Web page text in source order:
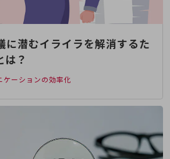
ビスをご紹介
に潜むイライラを解消するた
は？
ケーションの効率化